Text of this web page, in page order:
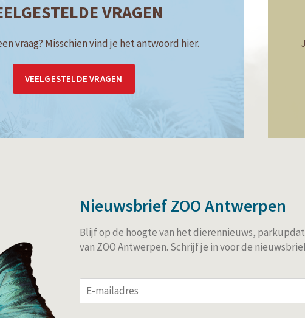
VRAGEN
vraag? Misschien vind je het antwoord hier.
VEELGESTELDE VRAGEN
Nieuwsbrief ZOO Antwerpen
Blijf op de hoogte van het dierennieuws,
van ZOO Antwerpen. Schrijf je in voor de